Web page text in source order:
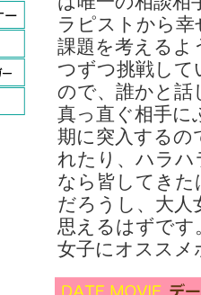
ラピストから
課題を考えるよ
つずつ挑戦し
ので、誰かと話
真っ直ぐ相手に
期に突入するの
れたり、ハラ
なら皆してきた
だろうし、大人
思えるはずで
女子にオススメ